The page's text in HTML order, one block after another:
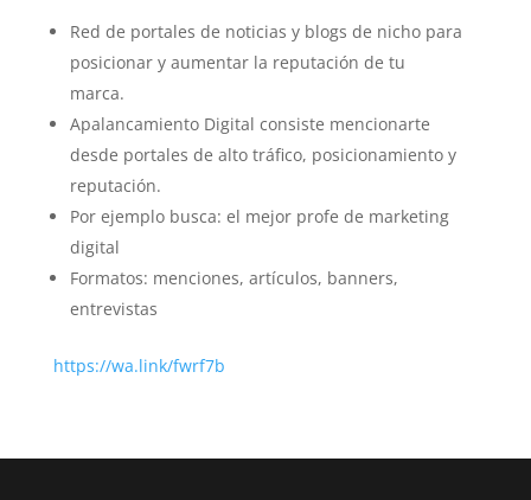
Red de portales de noticias y blogs de nicho para
posicionar y aumentar la reputación de tu
marca.
Apalancamiento Digital consiste mencionarte
desde portales de alto tráfico, posicionamiento y
reputación.
Por ejemplo busca: el mejor profe de marketing
digital
Formatos: menciones, artículos, banners,
entrevistas
https://wa.link/fwrf7b